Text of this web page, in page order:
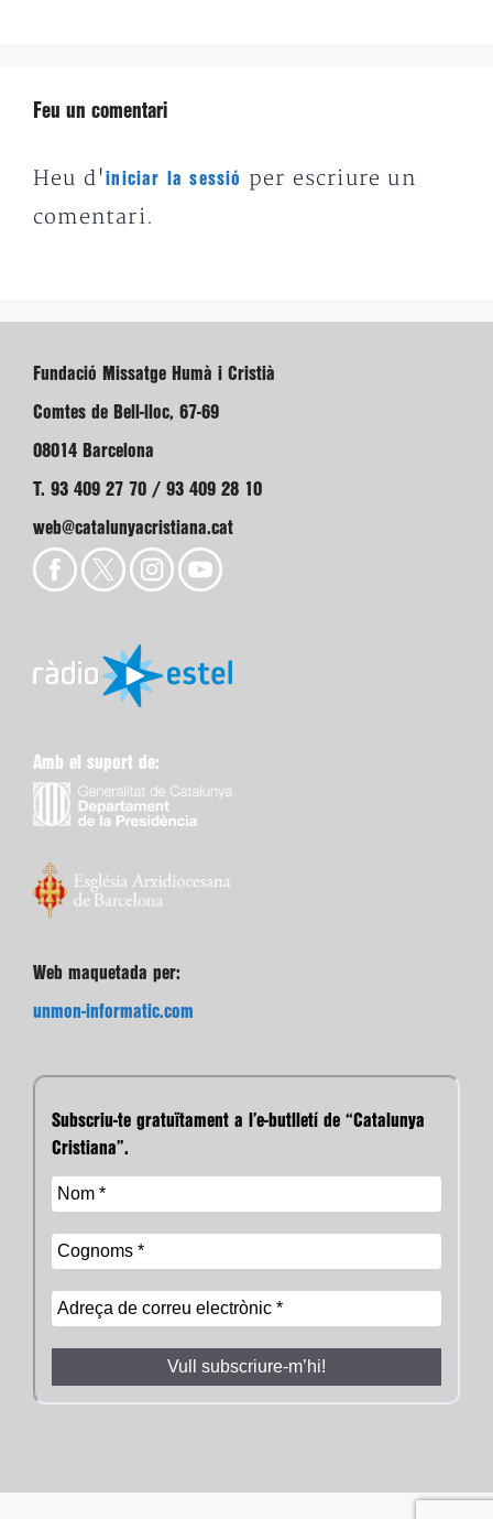
Feu un comentari
Heu d'iniciar la sessió
per escriure un
comentari.
Fundació Missatge Humà i Cristià
Comtes de Bell-lloc, 67-69
08014 Barcelona
T. 93 409 27 70 / 93 409 28 10
web@catalunyacristiana.cat
Amb el suport de:
Web maquetada per:
unmon-informatic.com
Subscriu-te gratuïtament a l’e-butlletí de “Catalunya
Cristiana”.